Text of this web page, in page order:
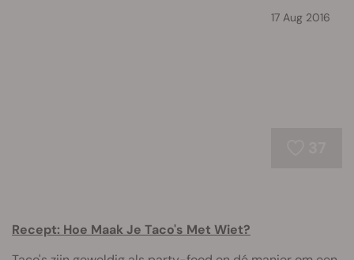
17 Aug 2016
Recept: Hoe Maak Je Taco's Met Wiet?